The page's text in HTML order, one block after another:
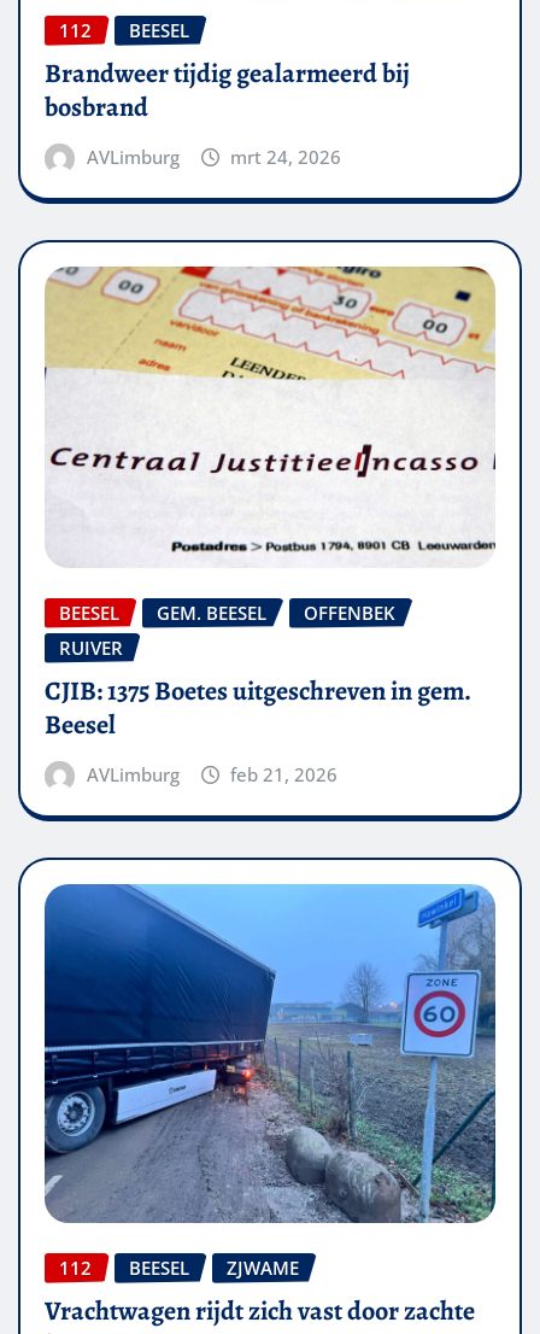
112 BEESEL
Brandweer tijdig gealarmeerd bij
bosbrand
AVLimburg mrt 24, 2026
BEESEL GEM. BEESEL
OFFENBEK
RUIVER
CJIB: 1375 Boetes uitgeschreven in gem.
Beesel
AVLimburg feb 21, 2026
112 BEESEL ZJWAME
Vrachtwagen rijdt zich vast door zachte